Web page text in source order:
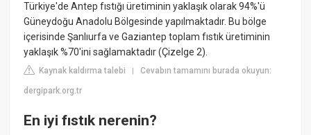
Türkiye'de Antep fıstığı üretiminin yaklaşık olarak 94%'ü
Güneydoğu Anadolu Bölgesinde yapılmaktadır. Bu bölge
içerisinde Şanlıurfa ve Gaziantep toplam fıstık üretiminin
yaklaşık %70'ini sağlamaktadır (Çizelge 2).
Kaynak kaldırma talebi |Cevabın tamamını burada okuyun:
dergipark.org.tr
En iyi fıstık nerenin?